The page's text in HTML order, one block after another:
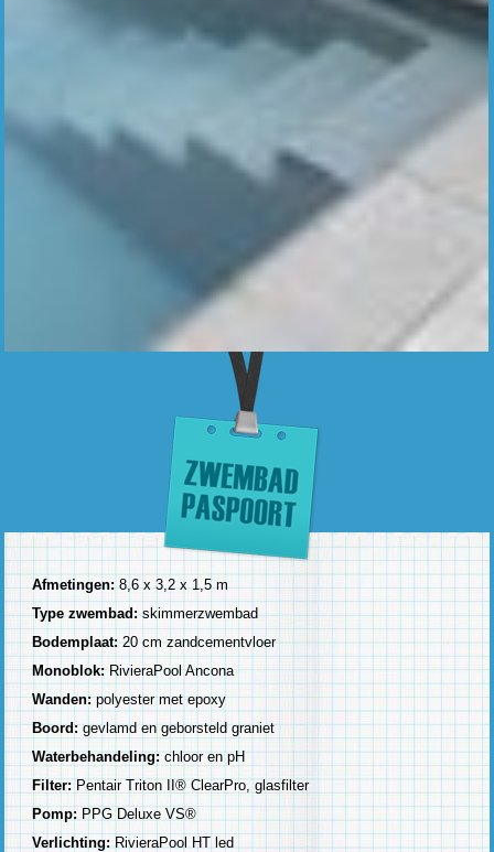
Afmetingen:8,6 x 3,2 x 1,5 m
Type zwembad:skimmerzwembad
Bodemplaat: 20 cm zandcementvloer
Monoblok:RivieraPool Ancona
Wanden:polyester met epoxy
Boord:gevlamd en geborsteld graniet
Waterbehandeling:chloor en pH
Filter: Pentair Triton II® ClearPro, glasfilter
Pomp: PPG Deluxe VS®
Verlichting: RivieraPool HT led